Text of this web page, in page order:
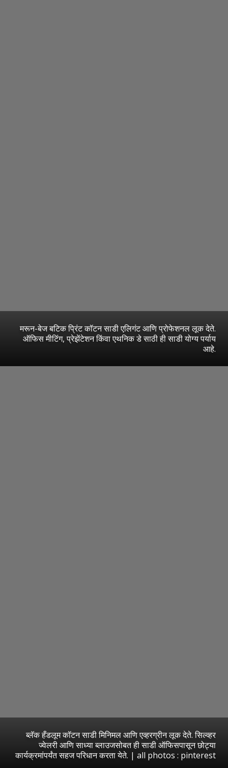
मरून-बेज बटिक प्रिंट कॉटन साडी एलिगंट आणि प्रोफेशनल लूक देते.
ऑफिस मीटिंग, प्रेझेंटेशन किंवा एथनिक डे साठी ही साडी योग्य पर्याय
आहे.
ब्लॅक हँडलूम कॉटन साडी मिनिमल आणि एव्हरग्रीन लूक देते. सिल्व्हर
ज्वेलरी आणि साध्या ब्लाउजसोबत ही साडी ऑफिसपासून छोट्या
कार्यक्रमांपर्यंत सहज परिधान करता येते. | all photos : pinterest